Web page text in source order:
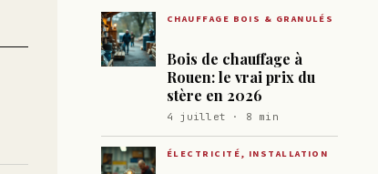
CHAUFFAGE BOIS & GRANULÉS
Bois de chauffage à
Rouen: le vrai prix du
stère en 2026
4 juillet · 8 min
ÉLECTRICITÉ, INSTALLATION